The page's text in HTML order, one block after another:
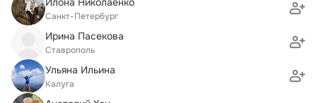
Санкт-Петербург
Ирина Пасекова
Ставрополь
Ульяна Ильина
Калуга